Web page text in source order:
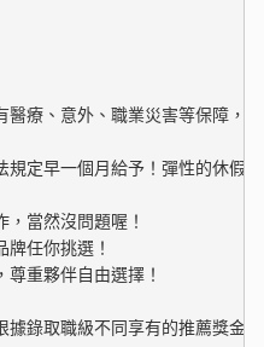
、意外、職業災害等保障，讓
早一個月給予！彈性的休假制
當然沒問題喔！
任你挑選！
夥伴自由選擇！
取職級不同享有的推薦獎金也